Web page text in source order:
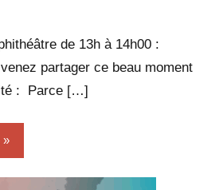
de 13h à 14h00 :
partager ce beau moment
: Parce […]